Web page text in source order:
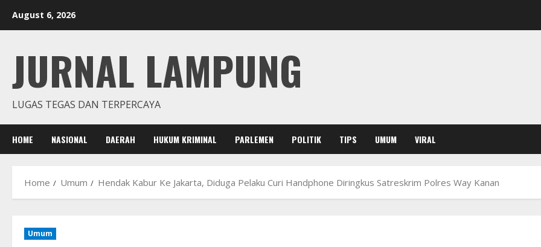
August 6, 2026
JURNAL LAMPUNG
LUGAS TEGAS DAN TERPERCAYA
HOME NASIONAL DAERAH HUKUM KRIMINAL PARLEMEN POLITIK TIPS UMUM VIRAL
Home Umum Hendak Kabur Ke Jakarta, Diduga Pelaku Curi Handphone Diringkus Satreskrim Polres Way Kanan
Umum